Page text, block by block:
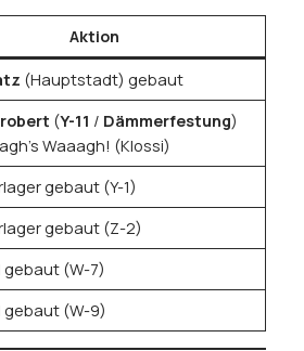
Aktion
(Hauptstadt) gebaut
(Y-11 / Dämmerfestung)
Waaagh! (Klossi)
gebaut (Y-1)
gebaut (Z-2)
gebaut (W-7)
gebaut (W-9)